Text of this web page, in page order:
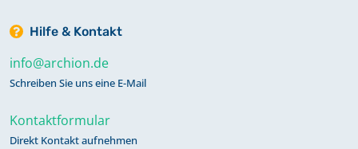
Hilfe & Kontakt
info@archion.de
Schreiben Sie uns eine E-Mail
Kontaktformular
Direkt Kontakt aufnehmen